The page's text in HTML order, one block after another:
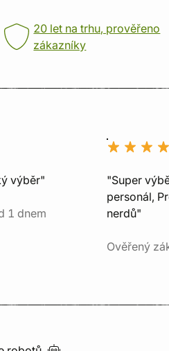
20 let na trhu, prověřeno
zákazníky
výběr"
1 dnem
"Super
personál,
nerdů"
Ověřený